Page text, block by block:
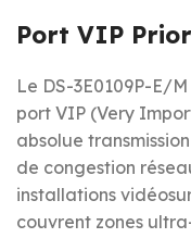
Port VIP
Le DS-3E0109P-E/
port VIP (Very
absolue
de congestion
installations
couvrent zones